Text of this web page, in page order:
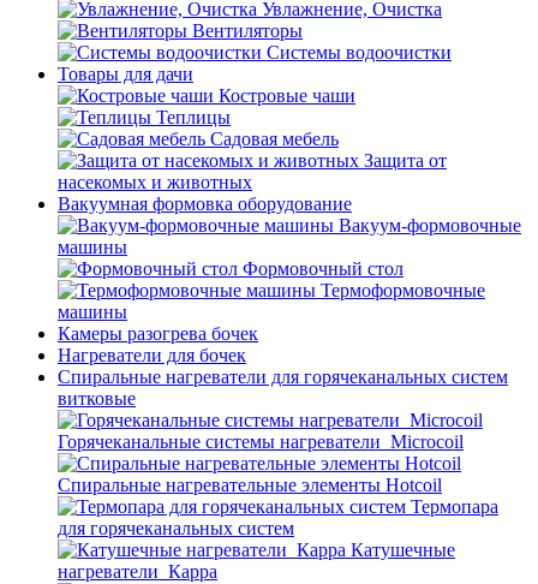
Увлажнение, Очистка
Вентиляторы
Системы водоочистки
Товары для дачи
Костровые чаши
Теплицы
Садовая мебель
Защита от
насекомых и животных
Вакуумная формовка оборудование
Вакуум-формовочные
машины
Формовочный стол
Термоформовочные
машины
Камеры разогрева бочек
Нагреватели для бочек
Спиральные нагреватели для горячеканальных систем
витковые
Горячеканальные системы нагреватели_Microcoil
Спиральные нагревательные элементы Hotcoil
Термопара
для горячеканальных систем
Катушечные
нагреватели_Карра